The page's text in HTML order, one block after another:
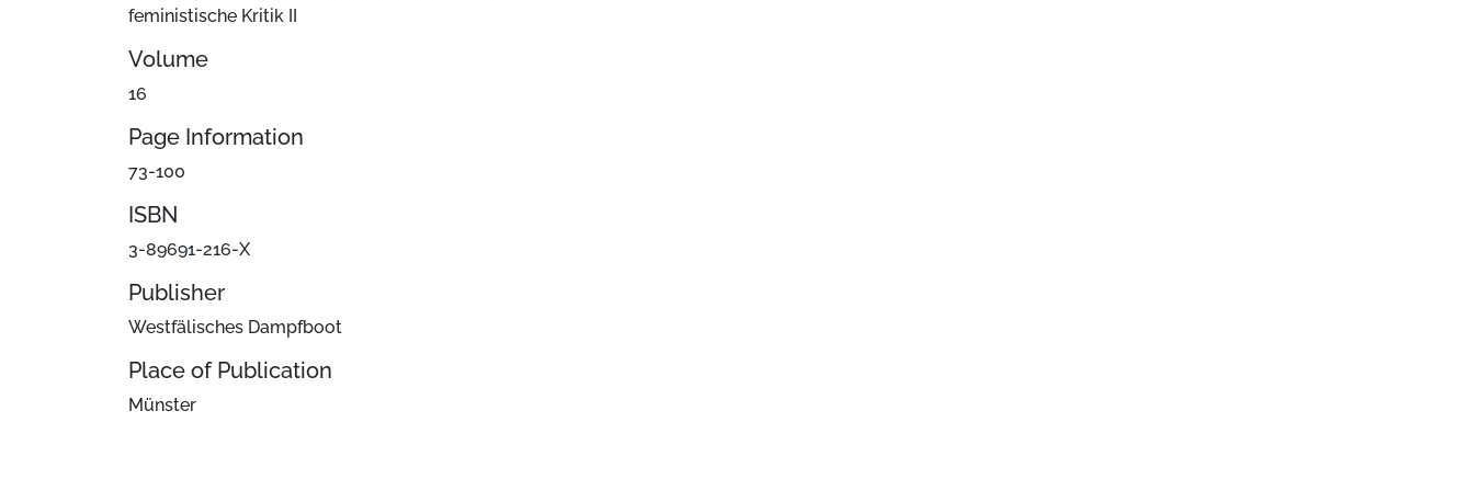
feministische Kritik II
Volume
16
Page Information
73-100
ISBN
3-89691-216-X
Publisher
Westfälisches Dampfboot
Place of Publication
Münster